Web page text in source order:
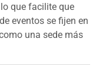
lo que facilite que
eventos se fijen en
una sede más